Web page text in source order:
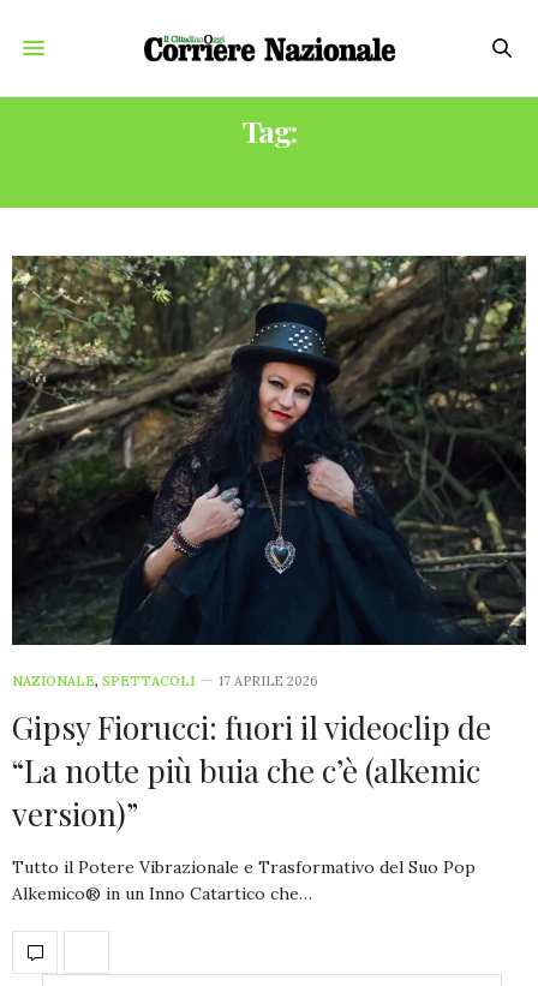
Tag:
NAZIONALE, SPETTACOLI 17 APRILE 2026
Gipsy Fiorucci: fuori il videoclip de
“La notte più buia che c’è (alkemic
version)”
Tutto il Potere Vibrazionale e Trasformativo del Suo Pop
Alkemico® in un Inno Catartico che…